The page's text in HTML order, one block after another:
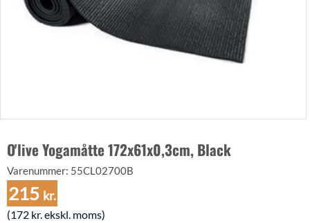
O'live Yogamåtte 172x61x0,3cm, Black
Varenummer: 55CL02700B
215 kr.
(172 kr.ekskl. moms)